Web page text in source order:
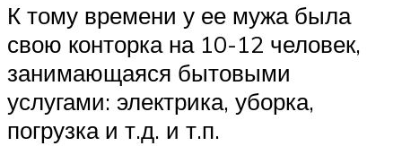
К тому времени у ее мужа была
свою конторка на 10-12 человек,
занимающаяся бытовыми
услугами: электрика, уборка,
погрузка и т.д. и т.п.